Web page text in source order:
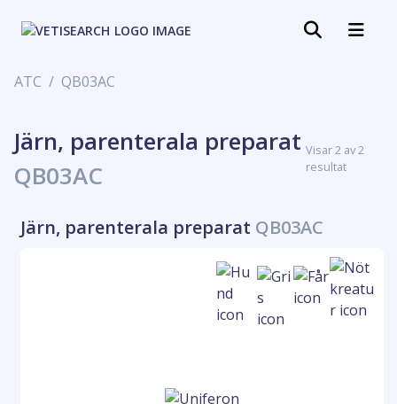
ATC QB03AC
Järn, parenterala preparat
QB03AC
Visar 2 av 2
resultat
Järn, parenterala preparat QB03AC